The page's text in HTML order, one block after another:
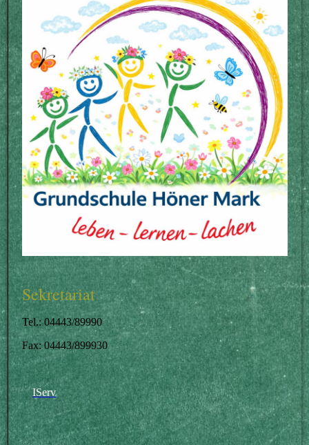
Sekretariat
Tel.: 04443/89990
Fax: 04443/899930
IServ